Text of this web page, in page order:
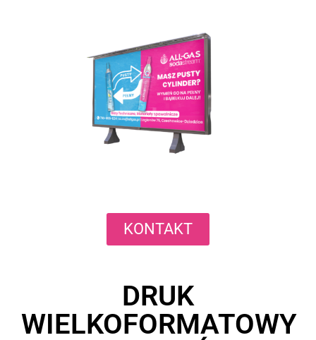
DRUK
WIELKOFORMATOWY
KONTAKT